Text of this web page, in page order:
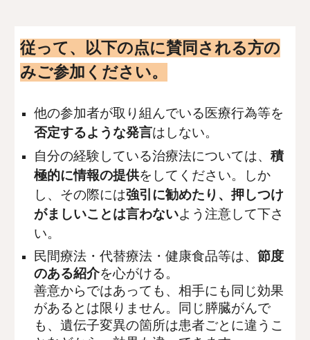
従って、以下の点に賛同される方の
みご参加ください。
他の参加者が取り組んでいる医療行為等を
否定するような発言はしない。
自分の経験している治療法については、積
極的に情報の提供をしてください。しか
し、その際には強引に勧めたり、押しつけ
がましいことは言わないよう注意して下さ
い。
民間療法・代替療法・健康食品等は、節度
のある紹介を心がける。
善意からではあっても、相手にも同じ効果
があるとは限りません。同じ膵臓がんで
も、遺伝子変異の箇所は患者ごとに違うこ